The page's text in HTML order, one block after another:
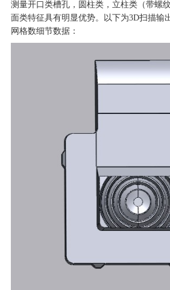
测量开口类槽孔，圆柱类，立柱类（带螺
面类特征具有明显优势。以下为3D扫描输
网格数细节数据：